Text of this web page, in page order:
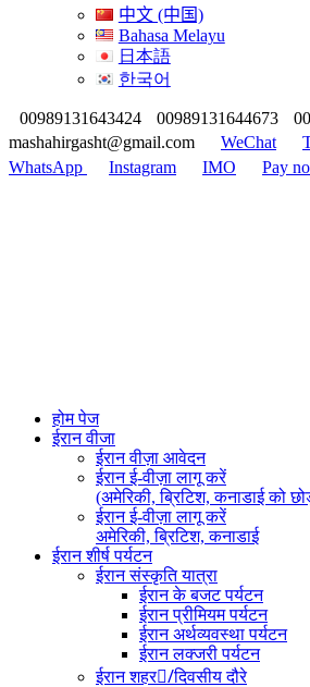
中文 (中国)
Bahasa Melayu
日本語
한국어
00989131643424 00989131644673
mashahirgasht@gmail.com
WeChat
WhatsApp
Instagram IMO Pay
होम पेज
ईरान वीजा
ईरान वीज़ा आवेदन
ईरान ई-वीज़ा लागू करें
(अमेरिकी, ब्रिटिश, कनाडाई को
ईरान ई-वीज़ा लागू करें
अमेरिकी, ब्रिटिश, कनाडाई
ईरान शीर्ष पर्यटन
ईरान संस्कृति यात्रा
ईरान के बजट पर्यटन
ईरान प्रीमियम पर्यटन
ईरान अर्थव्यवस्था पर्यटन
ईरान लक्जरी पर्यटन
ईरान शहर/ِदिवसीय दौरे